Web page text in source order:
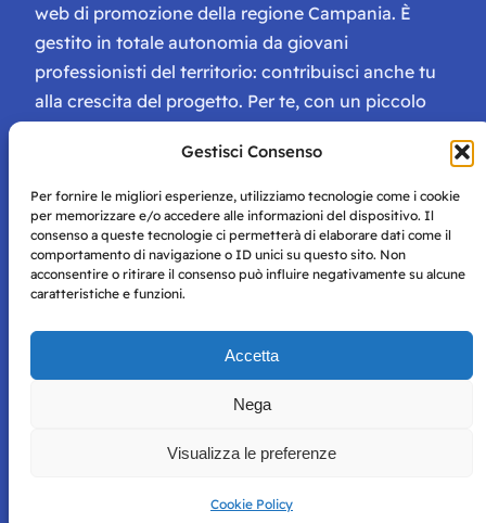
Gestisci Consenso
Per fornire le migliori esperienze, utilizziamo tecnologie come i cookie
per memorizzare e/o accedere alle informazioni del dispositivo. Il
consenso a queste tecnologie ci permetterà di elaborare dati come il
comportamento di navigazione o ID unici su questo sito. Non
acconsentire o ritirare il consenso può influire negativamente su alcune
caratteristiche e funzioni.
Accetta
Nega
Visualizza le preferenze
Cookie Policy
web di promozione della regione Campania. È
gestito in totale autonomia da giovani
professionisti del territorio: contribuisci anche tu
alla crescita del progetto. Per te, con un piccolo
tessera di Storie Campane, libri e magazine gratis
e inviti ad eventi esclusivi!
Storie di Napoli è una testata registrata presso il tribunale di
per mero scopo didattico e informativo.
perseguito secondo i termini di legge. Si nega l’utilizzo delle